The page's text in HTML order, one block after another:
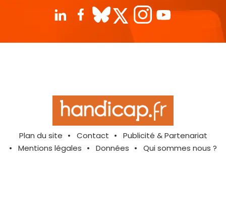
Plan du site Contact
Publicité & Partenariat
Mentions légales
Données Qui sommes nous ?